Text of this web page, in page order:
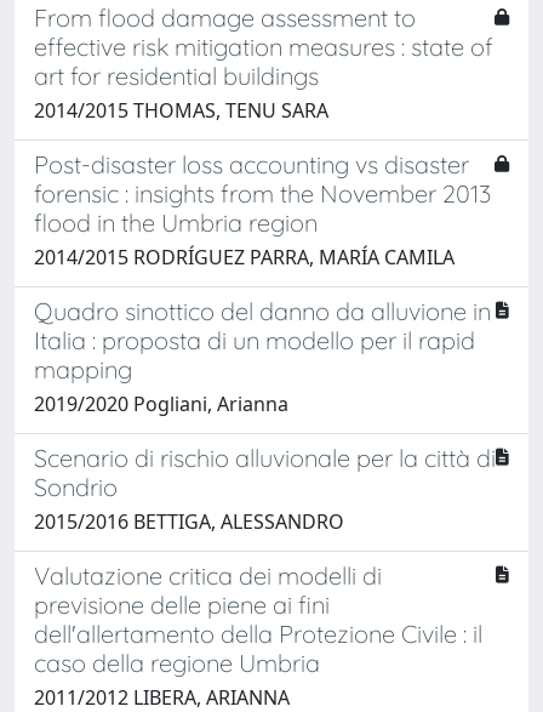
From flood damage assessment to
effective risk mitigation measures : state of
art for residential buildings
2014/2015 THOMAS, TENU SARA
Post-disaster loss accounting vs disaster
forensic : insights from the November 2013
flood in the Umbria region
2014/2015 RODRÍGUEZ PARRA, MARÍA CAMILA
Quadro sinottico del danno da alluvione in
Italia : proposta di un modello per il rapid
mapping
2019/2020 Pogliani, Arianna
Scenario di rischio alluvionale per la città di
Sondrio
2015/2016 BETTIGA, ALESSANDRO
Valutazione critica dei modelli di
previsione delle piene ai fini
dell'allertamento della Protezione Civile : il
caso della regione Umbria
2011/2012 LIBERA, ARIANNA